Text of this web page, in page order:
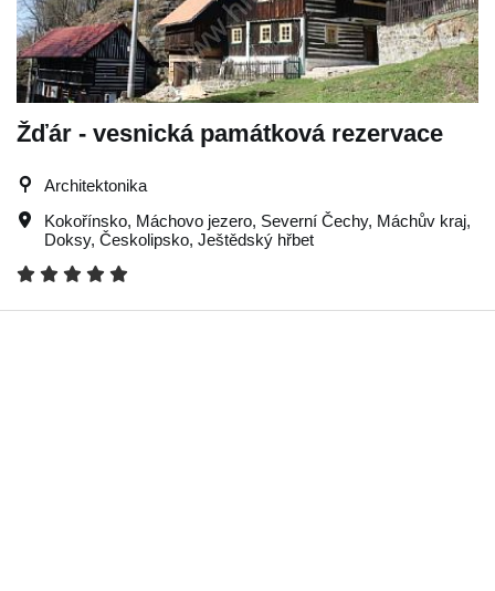
Žďár - vesnická památková rezervace
Architektonika
Kokořínsko, Máchovo jezero, Severní Čechy, Máchův kraj,
Doksy, Českolipsko, Ještědský hřbet